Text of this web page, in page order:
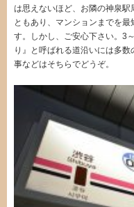
は思えないほど、お隣の神泉駅
ともあり、マンションまでを
す。しかし、ご安心下さい。3
り』と呼ばれる道沿いには多
事などはそちらでどうぞ。